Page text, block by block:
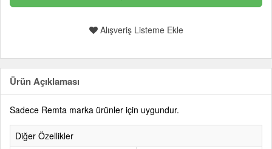
Alışveriş Listeme Ekle
Ürün Açıklaması
Sadece Remta marka ürünler için uygundur.
Diğer Özellikler